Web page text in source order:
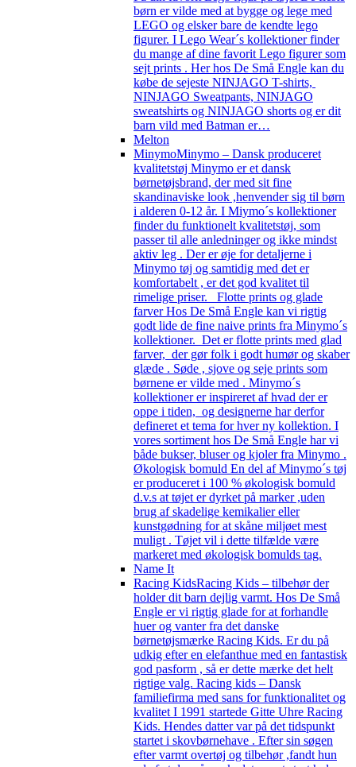
børn er vilde med at bygge og lege med
LEGO og elsker bare de kendte lego
figurer. I Lego Wear´s kollektioner finder
du mange af dine favorit Lego figurer som
sejt prints . Her hos De Små Engle kan du
købe de sejeste NINJAGO T-shirts,
NINJAGO Sweatpants, NINJAGO
sweatshirts og NINJAGO shorts og er dit
barn vild med Batman er…
Melton
MinymoMinymo – Dansk produceret
kvalitetstøj Minymo er et dansk
børnetøjsbrand, der med sit fine
skandinaviske look ,henvender sig til børn
i alderen 0-12 år. I Miymo´s kollektioner
finder du funktionelt kvalitetstøj, som
passer til alle anledninger og ikke mindst
aktiv leg . Der er øje for detaljerne i
Minymo tøj og samtidig med det er
komfortabelt , er det god kvalitet til
rimelige priser. Flotte prints og glade
farver Hos De Små Engle kan vi rigtig
godt lide de fine naive prints fra Minymo´s
kollektioner. Det er flotte prints med glad
farver, der gør folk i godt humør og skaber
glæde . Søde , sjove og seje prints som
børnene er vilde med . Minymo´s
kollektioner er inspireret af hvad der er
oppe i tiden, og designerne har derfor
defineret et tema for hver ny kollektion. I
vores sortiment hos De Små Engle har vi
både bukser, bluser og kjoler fra Minymo .
Økologisk bomuld En del af Minymo´s tøj
er produceret i 100 % økologisk bomuld
d.v.s at tøjet er dyrket på marker ,uden
brug af skadelige kemikalier eller
kunstgødning for at skåne miljøet mest
muligt . Tøjet vil i dette tilfælde være
markeret med økologisk bomulds tag.
Name It
Racing KidsRacing Kids – tilbehør der
holder dit barn dejlig varmt. Hos De Små
Engle er vi rigtig glade for at forhandle
huer og vanter fra det danske
børnetøjsmærke Racing Kids. Er du på
udkig efter en elefanthue med en fantastisk
god pasform , så er dette mærke det helt
rigtige valg. Racing kids – Dansk
familiefirma med sans for funktionalitet og
kvalitet I 1991 startede Gitte Uhre Racing
Kids. Hendes datter var på det tidspunkt
startet i skovbørnehave . Efter sin søgen
efter varmt overtøj og tilbehør ,fandt hun